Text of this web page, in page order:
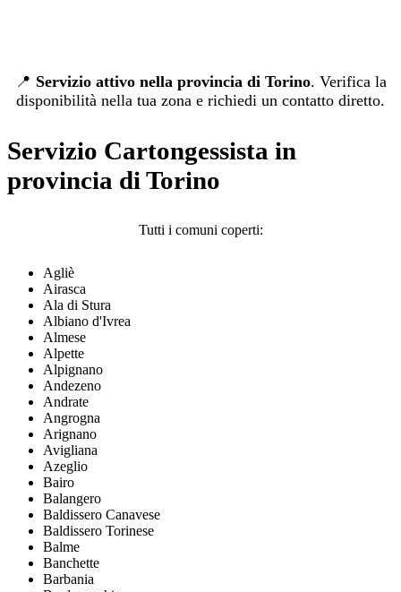
📍 Servizio attivo nella provincia di Torino. Verifica la
disponibilità nella tua zona e richiedi un contatto diretto.
Servizio Cartongessista in
provincia di Torino
Tutti i comuni coperti:
Agliè
Airasca
Ala di Stura
Albiano d'Ivrea
Almese
Alpette
Alpignano
Andezeno
Andrate
Angrogna
Arignano
Avigliana
Azeglio
Bairo
Balangero
Baldissero Canavese
Baldissero Torinese
Balme
Banchette
Barbania